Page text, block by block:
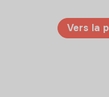
Vers la